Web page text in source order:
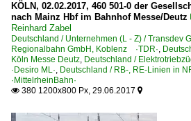
KÖLN, 02.02.2017, 460 501-0 der
nach Mainz Hbf im Bahnhof Messe/Deutz
Reinhard Zabel
Deutschland / Unternehmen (L - Z) / Transdev
Regionalbahn GmbH, Koblenz ·TDR·,
Köln Messe Deutz, Deutschland /
·Desiro ML·, Deutschland / RB-, RE-Linien in
·MittelrheinBahn·
 380 1200x800 Px, 29.06.2017 